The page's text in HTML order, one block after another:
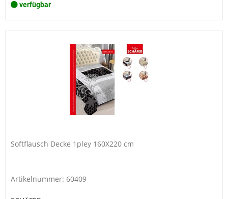
verfügbar
Softflausch Decke 1pley 160X220 cm
Artikelnummer: 60409